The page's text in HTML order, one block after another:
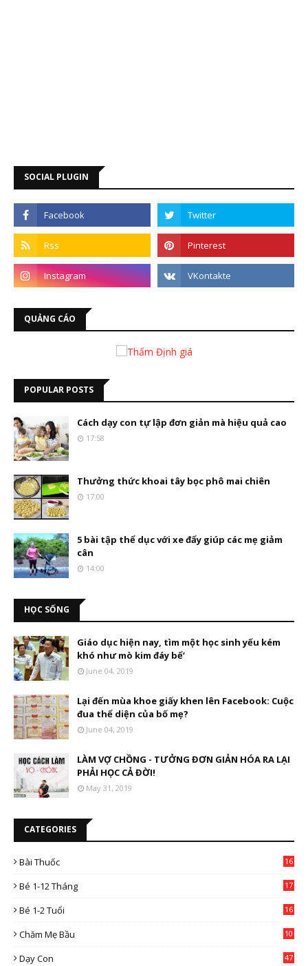
SOCIAL PLUGIN
QUẢNG CÁO
POPULAR POSTS
Cách dạy con tự lập đơn giản mà hiệu quả cao
17:58
Thưởng thức khoai tây bọc phô mai chiên
17:00
5 bài tập thể dục với xe đẩy giúp các mẹ giảm
cân
14:00
HỌC SỐNG
Giáo dục hiện nay, tìm một học sinh yếu kém
khó như mò kim đáy bể’
June 04, 2019
Lại đến mùa khoe giấy khen lên Facebook: Cuộc
đua thể diện của bố mẹ?
June 04, 2019
LÀM VỢ CHỒNG - TƯỞNG ĐƠN GIẢN HÓA RA LẠI
PHẢI HỌC CẢ ĐỜI!
May 31, 2019
CATEGORIES
Bài Thuốc
16
Bé 1-12 Tháng 17
Bé 1-2 Tuổi 16
Chăm Mẹ Bầu
10
Dạy Con
47